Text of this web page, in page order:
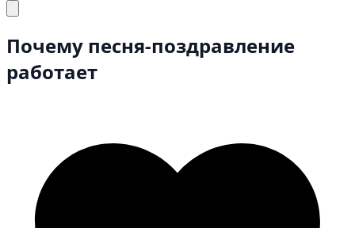
Почему песня-поздравление
работает